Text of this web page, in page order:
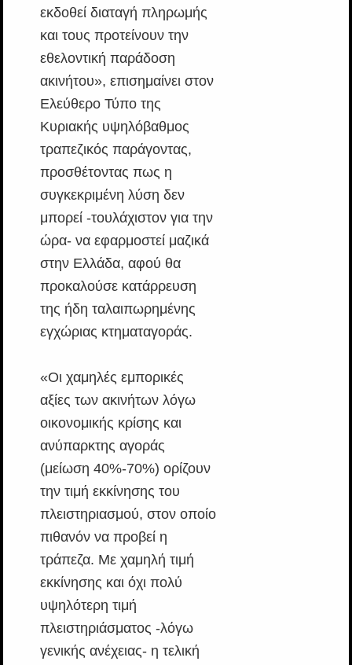
εκδοθεί διαταγή πληρωμής
και τους προτείνουν την
εθελοντική παράδοση
ακινήτου», επισημαίνει στον
Ελεύθερο Τύπο της
Κυριακής υψηλόβαθμος
τραπεζικός παράγοντας,
προσθέτοντας πως η
συγκεκριμένη λύση δεν
μπορεί -τουλάχιστον για την
ώρα- να εφαρμοστεί μαζικά
στην Ελλάδα, αφού θα
προκαλούσε κατάρρευση
της ήδη ταλαιπωρημένης
εγχώριας κτηματαγοράς.
«Οι χαμηλές εμπορικές
αξίες των ακινήτων λόγω
οικονομικής κρίσης και
ανύπαρκτης αγοράς
(μείωση 40%-70%) ορίζουν
την τιμή εκκίνησης του
πλειστηριασμού, στον οποίο
πιθανόν να προβεί η
τράπεζα. Με χαμηλή τιμή
εκκίνησης και όχι πολύ
υψηλότερη τιμή
πλειστηριάσματος -λόγω
γενικής ανέχειας- η τελική